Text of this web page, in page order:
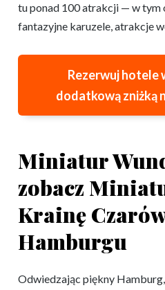
tu ponad 100 atrakcji — w tym
fantazyjne karuzele, atrakcje
Rezerwuj hotele
dodatkową zniżką
Miniatur
zobacz
Krainę
Hamburgu
Odwiedzając piękny